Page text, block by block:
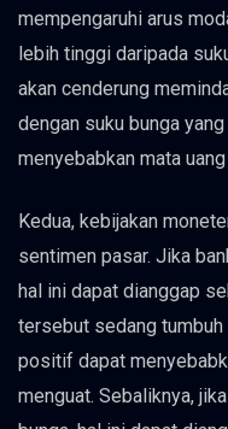
mempengaruhi arus
lebih tinggi daripada
akan cenderung
dengan suku bunga
menyebabkan mata
Kedua, kebijakan
sentimen pasar. Jika
hal ini dapat dianggap
tersebut sedang
positif dapat
menguat. Sebaliknya,